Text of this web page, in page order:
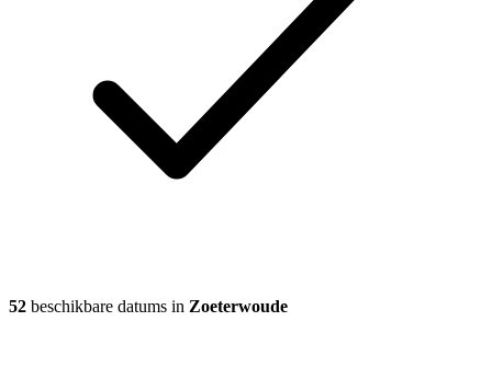
52 beschikbare datums in Zoeterwoude